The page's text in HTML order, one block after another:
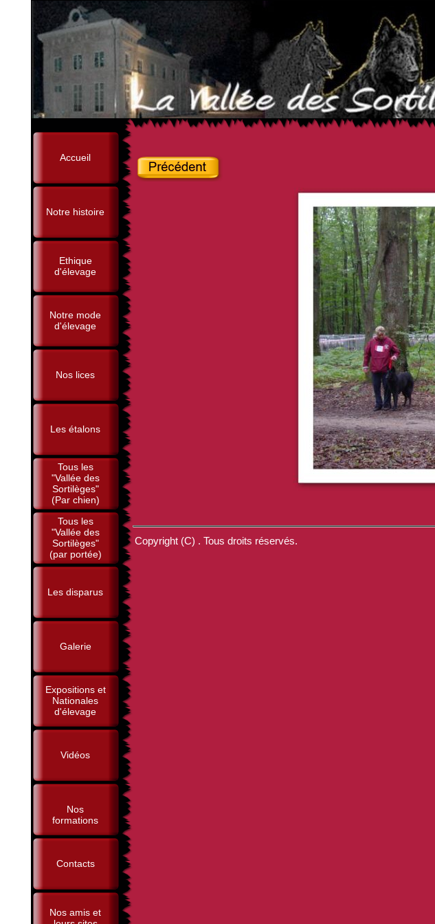
Accueil
Notre histoire
Ethique
d'élevage
Notre mode
d'élevage
Nos lices
Les étalons
Tous les
"Vallée des
Sortilèges"
(Par chien)
Tous les
"Vallée des
Sortilèges"
(par portée)
Les disparus
Galerie
Expositions et
Nationales
d'élevage
Vidéos
Nos
formations
Contacts
Nos amis et
Copyright (C) . Tous droits réservés.